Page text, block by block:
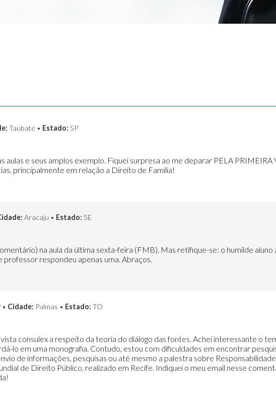
Taubaté • Estado: SP
aulas e seus amplos exemplo. Fiquei surpresa ao me deparar PELA PRIMEIRA
principalmente em relação a Direito de Família!
Aracaju • Estado: SE
na aula da última sexta-feira (FMB). Mas retifique-se: o humilde
respondeu apenas uma. Abraços.
Cidade: Palmas • Estado: TO
consulex a respeito da teoria do diálogo das fontes. Achei interessante o
lo em uma monografia. Contudo, estou com dificuldades em encontrar
de informações, pesquisas ou até mesmo a palestra sobre
de Direito Público, realizado em Recife. Indiquei o meu email nesse